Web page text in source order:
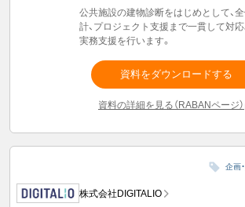
公共施設の建物診断をはじめとして、全
計、プロジェクト支援まで一貫して対
実務支援を行います。
資料をダウンロードする
資料の詳細を見る（RABANページ）
企画
株式会社DIGITALIO